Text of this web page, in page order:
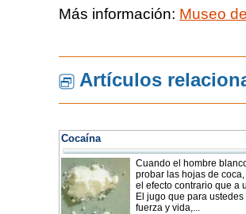
Más información: Museo
Artículos
Cocaína
Cuando el hombre
probar las hojas de
el efecto contrario que a
El jugo que para ustedes
fuerza y vida,...